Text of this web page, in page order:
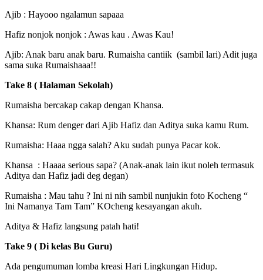
Ajib : Hayooo ngalamun sapaaa
Hafiz nonjok nonjok : Awas kau . Awas Kau!
Ajib: Anak baru anak baru. Rumaisha cantiik (sambil lari) Adit juga
sama suka Rumaishaaa!!
Take 8 ( Halaman Sekolah)
Rumaisha bercakap cakap dengan Khansa.
Khansa: Rum denger dari Ajib Hafiz dan Aditya suka kamu Rum.
Rumaisha: Haaa ngga salah? Aku sudah punya Pacar kok.
Khansa : Haaaa serious sapa? (Anak-anak lain ikut noleh termasuk
Aditya dan Hafiz jadi deg degan)
Rumaisha : Mau tahu ? Ini ni nih sambil nunjukin foto Kocheng “
Ini Namanya Tam Tam” KOcheng kesayangan akuh.
Aditya & Hafiz langsung patah hati!
Take 9 ( Di kelas Bu Guru)
Ada pengumuman lomba kreasi Hari Lingkungan Hidup.